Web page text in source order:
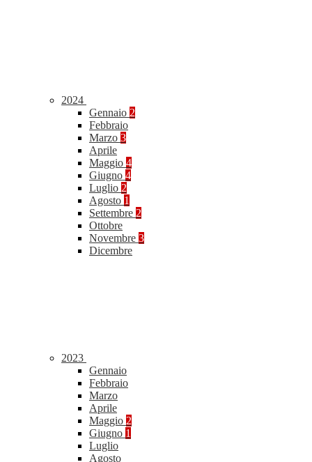
2024
Gennaio 2
Febbraio
Marzo 3
Aprile
Maggio 4
Giugno 4
Luglio 2
Agosto 1
Settembre 2
Ottobre
Novembre 3
Dicembre
2023
Gennaio
Febbraio
Marzo
Aprile
Maggio 2
Giugno 1
Luglio
Agosto